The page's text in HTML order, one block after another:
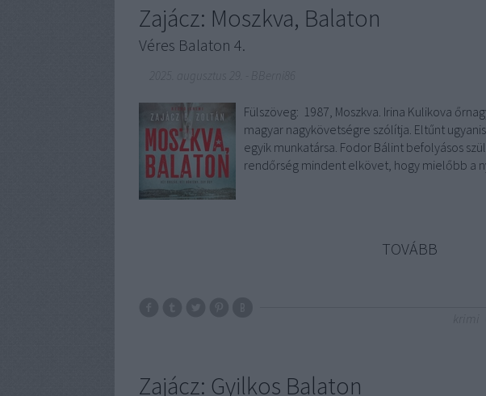
Zajácz: Moszkva, Balaton
Véres Balaton 4.
Fülszöveg: 1987, Moszkva. Irina Kulikova
magyar nagykövetségre szólítja. Eltűnt
egyik munkatársa. Fodor Bálint befolyásos
rendőrség mindent elkövet, hogy mielőbb a
TOVÁBB
Zajácz: Gyilkos Balaton